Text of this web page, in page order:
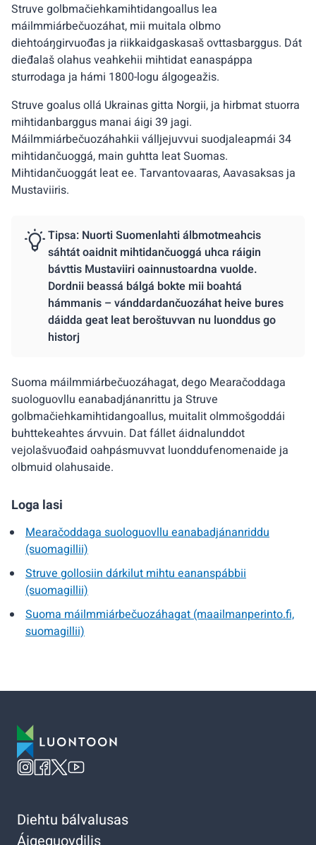
Struve golbmačiehkamihtidangoallus lea
máilmmiárbečuozáhat, mii muitala olbmo
diehtoáŋgirvuođas ja riikkaidgaskasaš ovttasbarggus. Dát
dieđalaš olahus veahkehii mihtidat eanaspáppa
sturrodaga ja hámi 1800-logu álgogeažis.
Struve goalus ollá Ukrainas gitta Norgii, ja hirbmat stuorra
mihtidanbarggus manai áigi 39 jagi.
Máilmmiárbečuozáhahkii válljejuvvui suodjaleapmái 34
mihtidančuoggá, main guhtta leat Suomas.
Mihtidančuoggát leat ee. Tarvantovaaras, Aavasaksas ja
Mustaviiris.
Tipsa: Nuorti Suomenlahti álbmotmeahcis
sáhtát oaidnit mihtidančuoggá uhca ráigin
bávttis Mustaviiri oainnustoardna vuolde.
Dordnii beassá bálgá bokte mii boahtá
hámmanis – vánddardančuozáhat heive bures
dáidda geat leat beroštuvvan nu luonddus go
historj
Suoma máilmmiárbečuozáhagat, dego Mearačoddaga
suologuovllu eanabadjánanrittu ja Struve
golbmačiehkamihtidangoallus, muitalit olmmošgoddái
buhttekeahtes árvvuin. Dat fállet áidnalunddot
vejolašvuođaid oahpásmuvvat luonddufenomenaide ja
olbmuid olahusaide.
Loga lasi
Mearačoddaga suologuovllu eanabadjánanriddu
(suomagillii)
Struve gollosiin dárkilut mihtu eananspábbii
(suomagillii)
Suoma máilmmiárbečuozáhagat (maailmanperinto.fi,
suomagillii)
Diehtu bálvalusas